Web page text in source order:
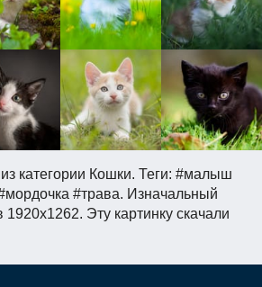
категории Кошки. Теги: #малыш
#трава. Изначальный
1920x1262. Эту картинку скачали